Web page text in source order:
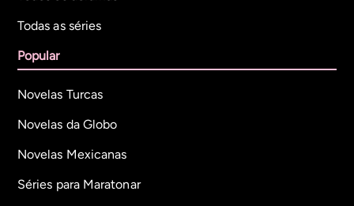
Todas as séries
Popular
Novelas Turcas
Novelas da Globo
Novelas Mexicanas
Séries para Maratonar